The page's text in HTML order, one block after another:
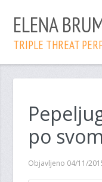
ELENA
TRIPLE THREAT
po svom
Objavljeno 04/11/